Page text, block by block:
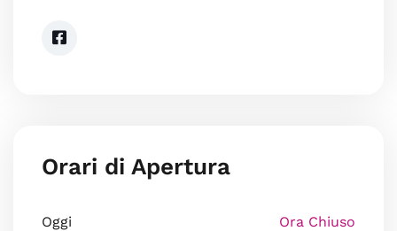
Orari di Apertura
Oggi Ora Chiuso